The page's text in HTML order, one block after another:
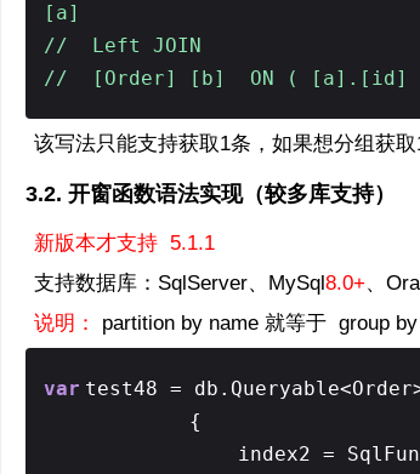
[a]
// Left JOIN
// [Order] [b] ON ( [a].[id]
该写法只能支持获取1条，如果想分组获
3.2. 开窗函数语法实现（较多库支持）
新版本才支持 5.1.1
支持数据库：SqlServer、MySql 8.0+、
说明：
partition by name 就等于 group
var test48 =
{
index2 =